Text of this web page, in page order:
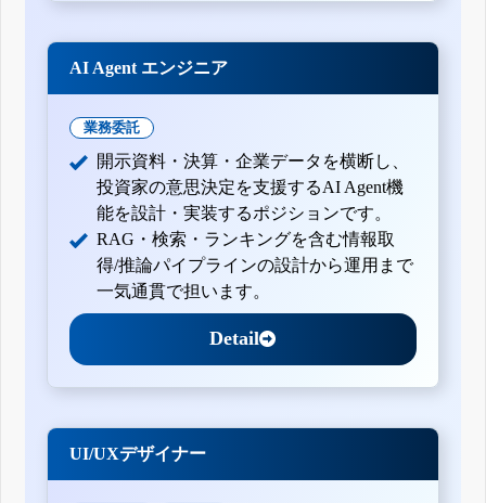
AI Agent エンジニア
業務委託
開示資料・決算・企業データを横断し、
投資家の意思決定を支援するAI Agent機
能を設計・実装するポジションです。
RAG・検索・ランキングを含む情報取
得/推論パイプラインの設計から運用まで
一気通貫で担います。
Detail
UI/UXデザイナー